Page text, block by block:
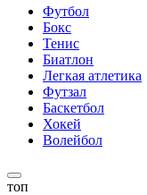
Футбол
Бокс
Тенис
Биатлон
Легкая атлетика
Футзал
Баскетбол
Хокей
Волейбол
топ